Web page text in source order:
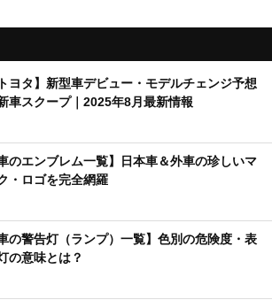
トヨタ】新型車デビュー・モデルチェンジ予想
車スクープ｜2025年8月最新情報
車のエンブレム一覧】日本車＆外車の珍しいマ
・ロゴを完全網羅
車の警告灯（ランプ）一覧】色別の危険度・表
の意味とは？